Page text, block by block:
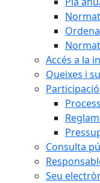
Accés a la
Queixes i
Consulta
Seu